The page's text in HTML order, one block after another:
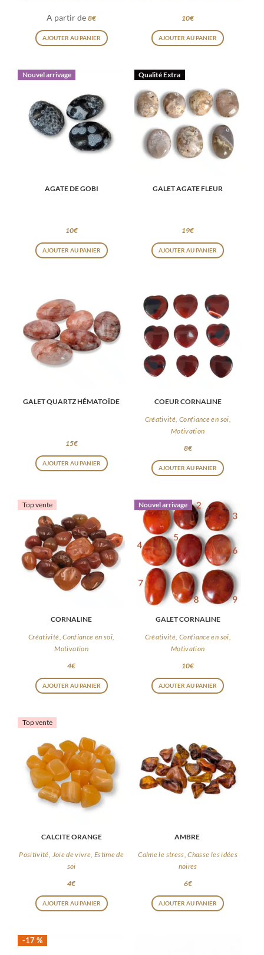
A partir de 8€
AJOUTER AU PANIER
Ce
plusieurs
variations.
options
peuvent
produit
10€
AJOUTER AU PANIER
Nouvel arrivage
AGATE DE GOBI
10€
AJOUTER AU PANIER
Qualité Extra
GALET AGATE FLEUR
19€
AJOUTER AU PANIER
plusieurs
Les
options
peuvent
être
la
produit
GALET QUARTZ HÉMATOÏDE
15€
AJOUTER AU PANIER
COEUR CORNALINE
Créativité, Confiance en soi,
Motivation
8€
AJOUTER AU PANIER
Top vente
CORNALINE
Créativité, Confiance en soi,
Motivation
4€
AJOUTER AU PANIER
Nouvel arrivage
GALET CORNALINE
Créativité, Confiance en soi,
Motivation
10€
AJOUTER AU PANIER
Les
options
peuvent
la
produit
Top vente
CALCITE ORANGE
Positivité, Joie de vivre, Estime de
soi
4€
AJOUTER AU PANIER
AMBRE
Calme le stress, Chasse les idées
noires
6€
AJOUTER AU PANIER
-17 %